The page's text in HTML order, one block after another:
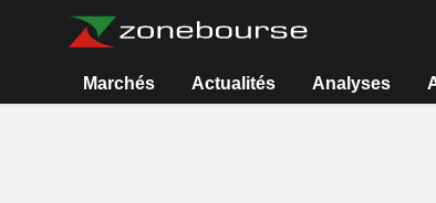
Marchés Actualités Analyses